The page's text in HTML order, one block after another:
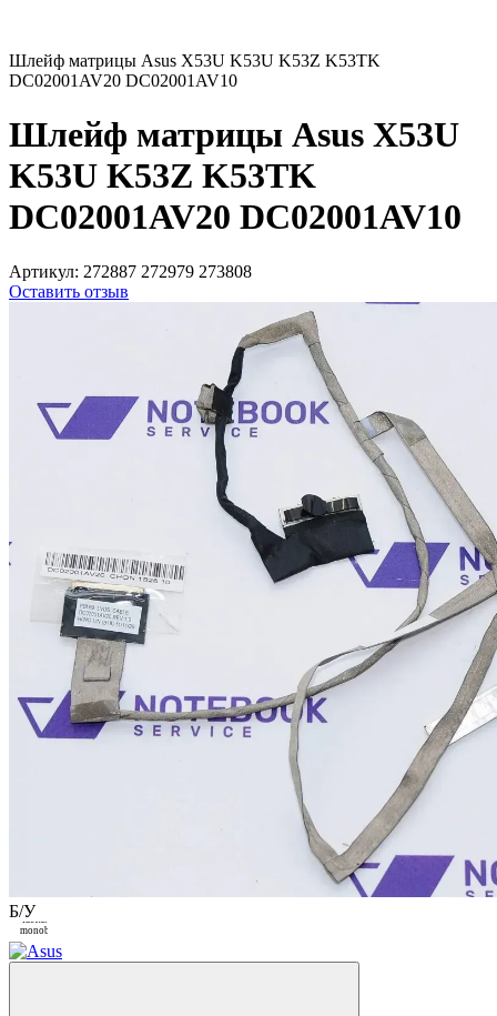
Шлейф матрицы Asus X53U K53U K53Z K53TK
DC02001AV20 DC02001AV10
Шлейф матрицы Asus X53U
K53U K53Z K53TK
DC02001AV20 DC02001AV10
Артикул: 272887 272979 273808
Оставить отзыв
Б/УПокупка по
частям от
monobank
Закрыть